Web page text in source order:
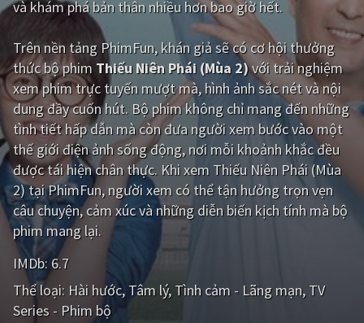
Giật gân Gia đình
Bí ẩn Lịch sử
Viễn Tây Tiểu sử
GameShow DramaTV
QUỐC GIA
Âu - Mỹ Trung Quốc - Hồng Kông
Hàn Quốc
Ấn Độ
Tổng hợp
và khám phá bản thân nhiều hơn bao giờ hết.
Trên nền tảng PhimFun, khán giả sẽ có cơ hội thưởng
thức bộ phim Thiếu Niên Phái (Mùa 2)với trải nghiệm
xem phim trực tuyến mượt mà, hình ảnh sắc nét và nội
dung đầy cuốn hút. Bộ phim không chỉ mang đến những
tình tiết hấp dẫn mà còn đưa người xem bước vào một
thế giới điện ảnh sống động, nơi mỗi khoảnh khắc đều
được tái hiện chân thực. Khi xem Thiếu Niên Phái (Mùa
2) tại PhimFun, người xem có thể tận hưởng trọn vẹn
câu chuyện, cảm xúc và những diễn biến kịch tính mà bộ
phim mang lại.
IMDb: 6.7
Thể loại: Hài hước Tâm lý Tình cảm - Lãng mạn TV
Series - Phim bộ